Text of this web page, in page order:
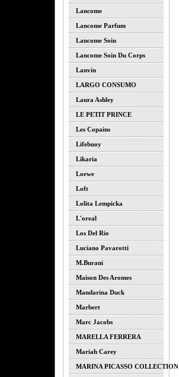
Lancome
Lancome Parfum
Lancome Soin
Lancome Soin Du Corps
Lanvin
LARGO CONSUMO
Laura Ashley
LE PETIT PRINCE
Les Copains
Lifebuoy
Likaria
Loewe
Loft
Lolita Lempicka
L'oreal
Los Del Rio
Luciano Pavarotti
M.burani
Maison Des Aromes
Mandarina Duck
Marbert
Marc Jacobs
MARELLA FERRERA
Mariah Carey
MARINA PICASSO COLLECTION